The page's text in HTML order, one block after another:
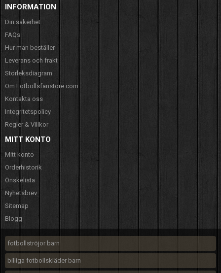
INFORMATION
Din säkerhet
FAQs
Hur man beställer
Leverans och frakt
Storleksdiagram
Om Fotbollsfanstore.com
Kontakta oss
Integritetspolicy
Regler & Villkor
MITT KONTO
Mitt konto
Orderhistorik
Önskelista
Nyhetsbrev
Sitemap
Blogg
fotbollströjor barn
billiga fotbollskläder barn